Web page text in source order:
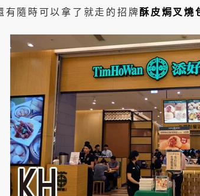
有隨時可以拿了就走的招牌酥皮焗叉燒